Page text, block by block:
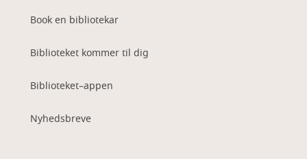
Book en bibliotekar
Biblioteket kommer til dig
Biblioteket–appen
Nyhedsbreve